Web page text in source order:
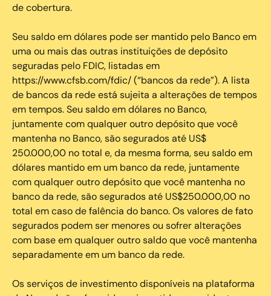
de cobertura.
Seu saldo em dólares pode ser mantido pelo Banco em
uma ou mais das outras instituições de depósito
seguradas pelo FDIC, listadas em
https://www.cfsb.com/fdic/ (“bancos da rede”). A lista
de bancos da rede está sujeita a alterações de tempos
em tempos. Seu saldo em dólares no Banco,
juntamente com qualquer outro depósito que você
mantenha no Banco, são segurados até US$
250.000,00 no total e, da mesma forma, seu saldo em
dólares mantido em um banco da rede, juntamente
com qualquer outro depósito que você mantenha no
banco da rede, são segurados até US$250.000,00 no
total em caso de falência do banco. Os valores de fato
segurados podem ser menores ou sofrer alterações
com base em qualquer outro saldo que você mantenha
separadamente em um banco da rede.
Os serviços de investimento disponíveis na plataforma